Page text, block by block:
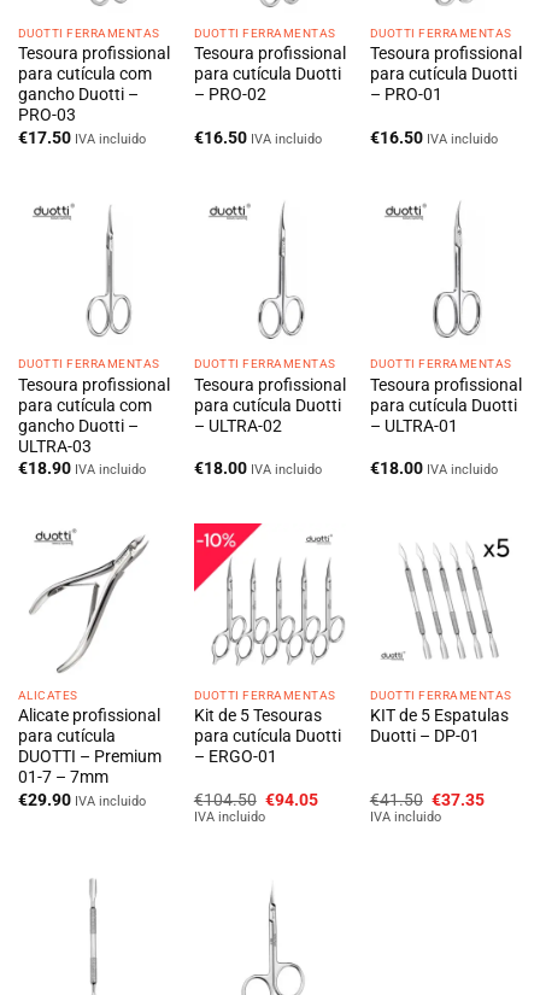
DUOTTI FERRAMENTAS
Tesoura profissional
para cutícula com
gancho Duotti –
PRO-03
€17.50 IVA incluido
DUOTTI FERRAMENTAS
Tesoura profissional
para cutícula Duotti
– PRO-02
€16.50 IVA incluido
DUOTTI FERRAMENTAS
Tesoura profissional
para cutícula Duotti
– PRO-01
€16.50 IVA incluido
DUOTTI FERRAMENTAS
Tesoura profissional
para cutícula com
gancho Duotti –
ULTRA-03
€18.90 IVA incluido
DUOTTI FERRAMENTAS
Tesoura profissional
para cutícula Duotti
– ULTRA-02
€18.00 IVA incluido
DUOTTI FERRAMENTAS
Tesoura profissional
para cutícula Duotti
– ULTRA-01
€18.00 IVA incluido
ALICATES
Alicate profissional
para cutícula
DUOTTI – Premium
01-7 – 7mm
€29.90 IVA incluido
DUOTTI FERRAMENTAS
Kit de 5 Tesouras
para cutícula Duotti
– ERGO-01
€104.50 O
preço
€94.05O
IVA incluido
DUOTTI FERRAMENTAS
KIT de 5 Espatulas
Duotti – DP-01
€41.50 O
preço
€37.35O
IVA incluido